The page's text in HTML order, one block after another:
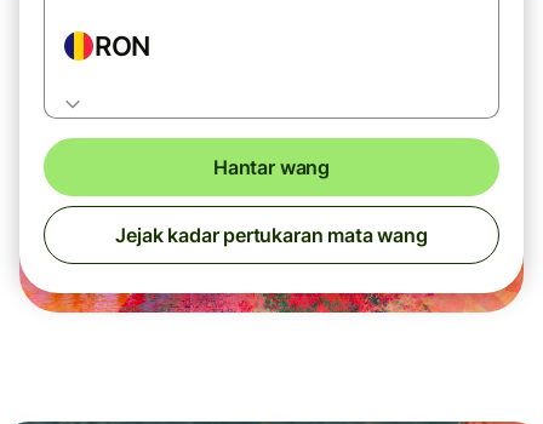
RON
Hantar wang
Jejak kadar pertukaran mata wang